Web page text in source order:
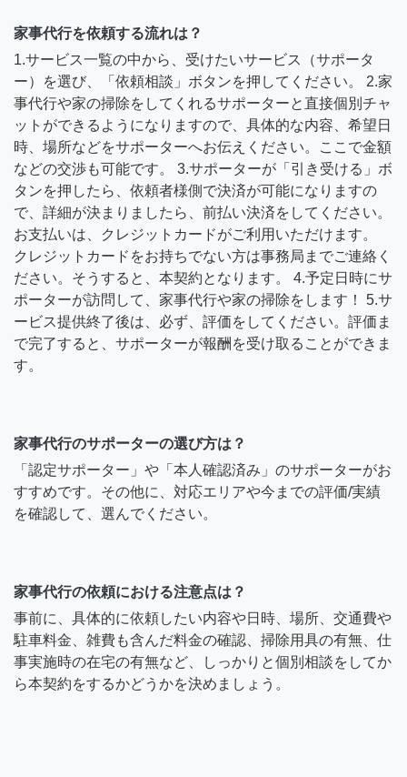
家事代行を依頼する流れは？
1.サービス一覧の中から、受けたいサービス（サポータ
ー）を選び、「依頼相談」ボタンを押してください。 2.家
事代行や家の掃除をしてくれるサポーターと直接個別チャ
ットができるようになりますので、具体的な内容、希望日
時、場所などをサポーターへお伝えください。ここで金額
などの交渉も可能です。 3.サポーターが「引き受ける」ボ
タンを押したら、依頼者様側で決済が可能になりますの
で、詳細が決まりましたら、前払い決済をしてください。
お支払いは、クレジットカードがご利用いただけます。
クレジットカードをお持ちでない方は事務局までご連絡く
ださい。そうすると、本契約となります。 4.予定日時にサ
ポーターが訪問して、家事代行や家の掃除をします！ 5.サ
ービス提供終了後は、必ず、評価をしてください。評価ま
で完了すると、サポーターが報酬を受け取ることができま
す。
家事代行のサポーターの選び方は？
「認定サポーター」や「本人確認済み」のサポーターがお
すすめです。その他に、対応エリアや今までの評価/実績
を確認して、選んでください。
家事代行の依頼における注意点は？
事前に、具体的に依頼したい内容や日時、場所、交通費や
駐車料金、雑費も含んだ料金の確認、掃除用具の有無、仕
事実施時の在宅の有無など、しっかりと個別相談をしてか
ら本契約をするかどうかを決めましょう。